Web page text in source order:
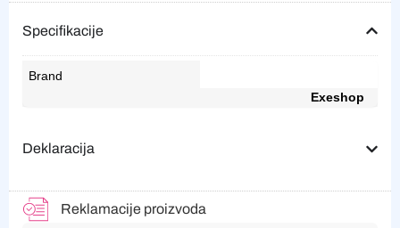
Specifikacije
Brand
Exeshop
Deklaracija
Reklamacije proizvoda